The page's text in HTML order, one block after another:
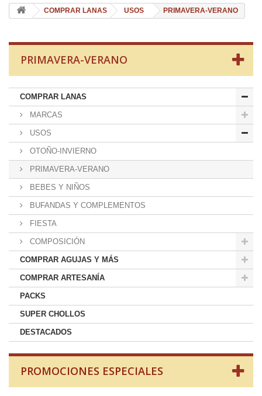
COMPRAR LANAS USOS PRIMAVERA-VERANO
PRIMAVERA-VERANO
COMPRAR LANAS
MARCAS
USOS
OTOÑO-INVIERNO
PRIMAVERA-VERANO
BEBES Y NIÑOS
BUFANDAS Y COMPLEMENTOS
FIESTA
COMPOSICIÓN
COMPRAR AGUJAS Y MÁS
COMPRAR ARTESANÍA
PACKS
SUPER CHOLLOS
DESTACADOS
PROMOCIONES ESPECIALES